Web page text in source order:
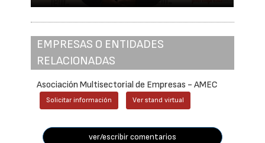
EMPRESAS O ENTIDADES
RELACIONADAS
Asociación Multisectorial de Empresas - AMEC
Solicitar información Ver stand virtual
ver/escribir comentarios